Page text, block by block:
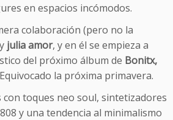
en espacios incómodos.
colaboración (pero no la
julia amor, y en él se empieza a
del próximo álbum de Bonitx,
la próxima primavera.
toques neo soul, sintetizadores
y una tendencia al minimalismo